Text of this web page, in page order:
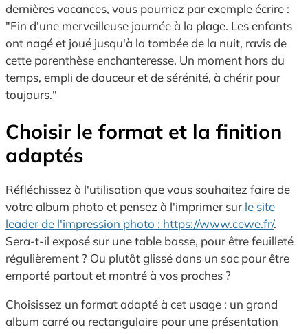
dernières vacances, vous pourriez par exemple écrire :
"Fin d'une merveilleuse journée à la plage. Les enfants
ont nagé et joué jusqu'à la tombée de la nuit, ravis de
cette parenthèse enchanteresse. Un moment hors du
temps, empli de douceur et de sérénité, à chérir pour
toujours."
Choisir le format et la finition
adaptés
Réfléchissez à l'utilisation que vous souhaitez faire de
votre album photo et pensez à l'imprimer sur le site
leader de l'impression photo : https://www.cewe.fr/.
Sera-t-il exposé sur une table basse, pour être feuilleté
régulièrement ? Ou plutôt glissé dans un sac pour être
emporté partout et montré à vos proches ?
Choisissez un format adapté à cet usage : un grand
album carré ou rectangulaire pour une présentation